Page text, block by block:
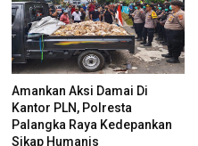
Amankan Aksi Damai Di
Kantor PLN, Polresta
Palangka Raya Kedepankan
Sikap Humanis